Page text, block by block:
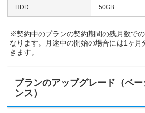
HDD 50GB
※契約中のプランの契約期間の残月数で
なります。月途中の開始の場合には1ヶ月
きます。
プランのアップグレード（ベ
ンス）